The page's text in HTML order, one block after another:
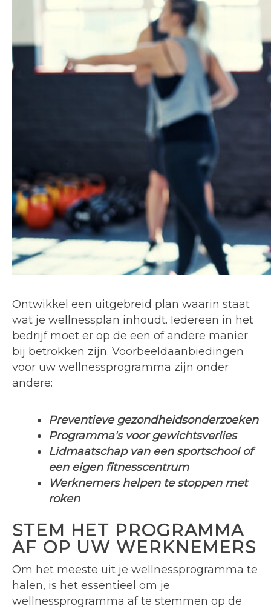
Ontwikkel een uitgebreid plan waarin staat
wat je wellnessplan inhoudt. Iedereen in het
bedrijf moet er op de een of andere manier
bij betrokken zijn. Voorbeeldaanbiedingen
voor uw wellnessprogramma zijn onder
andere:
Preventieve gezondheidsonderzoeken
Programma's voor gewichtsverlies
Lidmaatschap van een sportschool of
een eigen fitnesscentrum
Werknemers helpen te stoppen met
roken
STEM HET PROGRAMMA
AF OP UW WERKNEMERS
Om het meeste uit je wellnessprogramma te
halen, is het essentieel om je
wellnessprogramma af te stemmen op de